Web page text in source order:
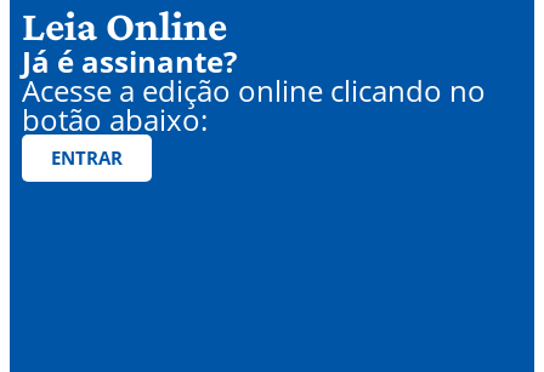
Leia Online
Já é assinante?
Acesse a edição online clicando no
botão abaixo:
ENTRAR